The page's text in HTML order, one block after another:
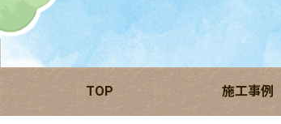
TOP 施工事例